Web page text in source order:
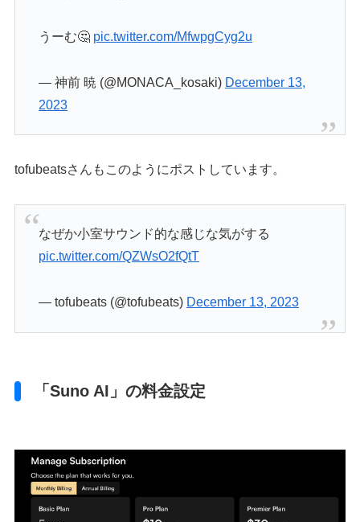
うーむ🤔 pic.twitter.com/MfwpgCyg2u
— 神前 暁 (@MONACA_kosaki) December 13,
2023
tofubeatsさんもこのようにポストしています。
なぜか小室サウンド的な感じな気がする
pic.twitter.com/QZWsO2fQtT
— tofubeats (@tofubeats) December 13, 2023
「Suno AI」の料金設定